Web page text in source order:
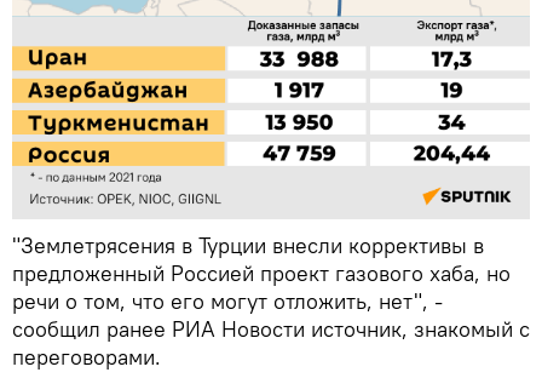
"Землетрясения в Турции внесли коррективы в
предложенный Россией проект газового хаба, но
речи о том, что его могут отложить, нет", -
сообщил ранее РИА Новости источник, знакомый с
переговорами.